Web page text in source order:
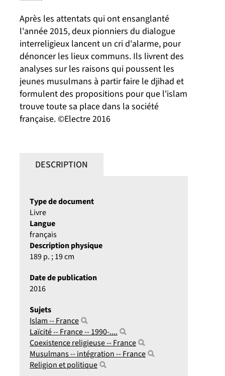
Après les attentats qui ont ensanglanté
l'année 2015, deux pionniers du dialogue
interreligieux lancent un cri d'alarme, pour
dénoncer les lieux communs. Ils livrent des
analyses sur les raisons qui poussent les
jeunes musulmans à partir faire le djihad et
formulent des propositions pour que l'islam
trouve toute sa place dans la société
française. ©Electre 2016
DESCRIPTION
Type de document
Livre
Langue
français
Description physique
189 p. ; 19 cm
Date de publication
2016
Sujets
Islam -- France
Laïcité -- France -- 1990-....
Coexistence religieuse -- France
Musulmans -- intégration -- France
Religion et politique